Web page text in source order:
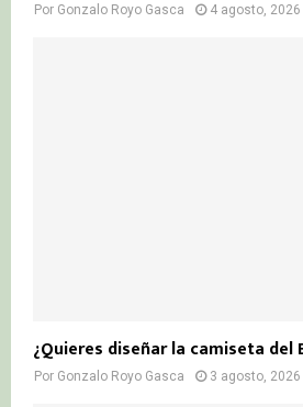
Por Gonzalo Royo Gasca 4 agosto, 2026
¿Quieres diseñar la camiseta del
Por Gonzalo Royo Gasca 3 agosto, 2026